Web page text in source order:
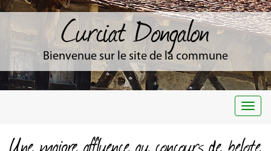
Curciat Dongalon
Bienvenue sur le site de la commune
Une maigre affluence au concours de belote